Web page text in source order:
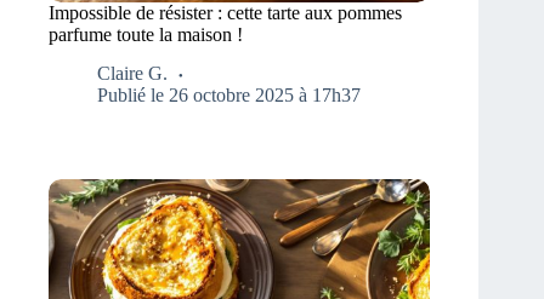
Impossible de résister : cette tarte aux pommes
parfume toute la maison !
Claire G.
Publié le 26 octobre 2025 à 17h37